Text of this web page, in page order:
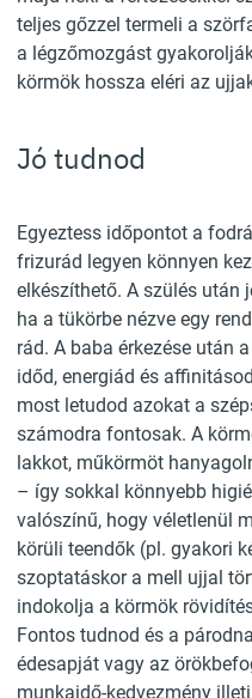
teljes gőzzel termeli a
a légzőmozgást
körmök hossza eléri az
Jó tudnod
Egyeztess időpontot a
frizurád legyen könnyen
elkészíthető. A szülés után
ha a tükörbe nézve egy
rád. A baba érkezése után
időd, energiád és
most letudod azokat a
számodra fontosak. A
lakkot, műkörmöt
– így sokkal könnyebb
valószínű, hogy véletlenül
körüli teendők (pl. gyakori
szoptatáskor a mell ujjal
indokolja a körmök
Fontos tudnod és a
édesapját vagy az
munkaidő-kedvezmény